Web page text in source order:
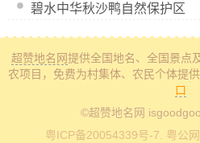
碧水中华秋沙鸭自然保护区
超赞地名网提供全国地名、全国景点
农项目，免费为村集体、农民个体提
口
©超赞地名网
粤ICP备20054339号-7 . 粤公